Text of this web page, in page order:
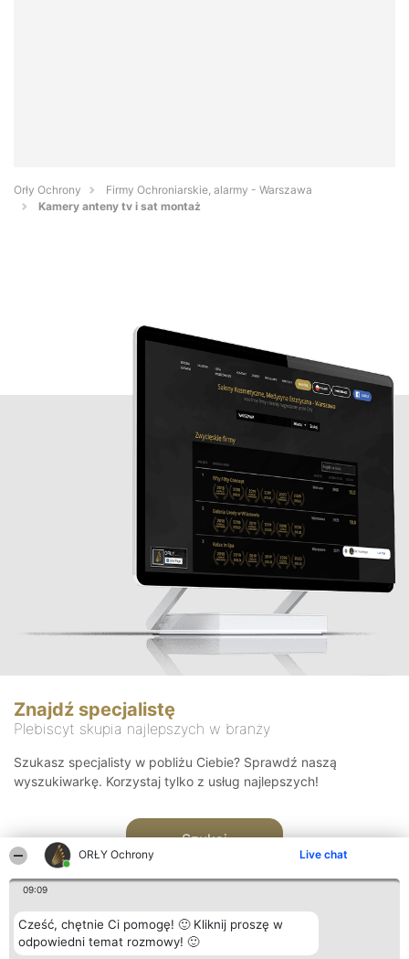
ORŁY Ochrony Live chat
09:09
Cześć, chętnie Ci pomogę! 🙂 Kliknij proszę w
odpowiedni temat rozmowy! 🙂
Orły Ochrony
Firmy Ochroniarskie, alarmy - Warszawa
Kamery anteny tv i sat montaż
Znajdź specjalistę
Plebiscyt skupia najlepszych w branży
Szukasz specjalisty w pobliżu Ciebie? Sprawdź naszą
wyszukiwarkę. Korzystaj tylko z usług najlepszych!
Szukaj